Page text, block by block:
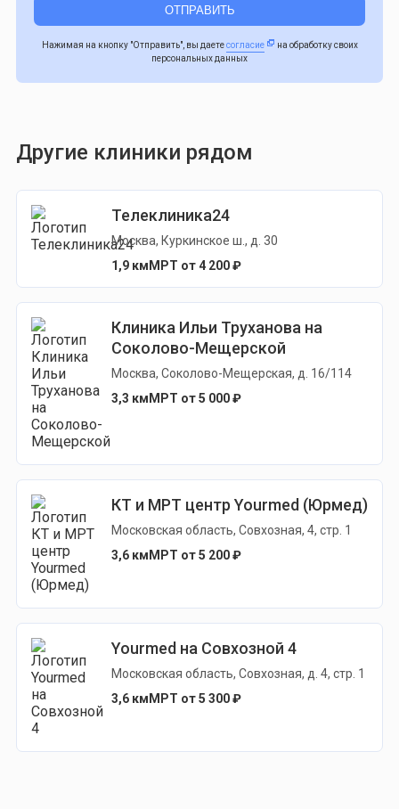
Нажимая на кнопку "Отправить", вы даетесогласие
на обработку своих
персональных данных
Другие клиники рядом
Телеклиника24
Москва, Куркинское ш., д. 30
1,9 км МРТ от 4 200 ₽
Клиника Ильи Труханова на
Соколово-Мещерской
Москва, Соколово-Мещерская, д. 16/114
3,3 км МРТ от 5 000 ₽
КТ и МРТ центр Yourmed (Юрмед)
Московская область, Совхозная, 4, стр. 1
3,6 км МРТ от 5 200 ₽
Yourmed на Совхозной 4
Московская область, Совхозная, д. 4, стр. 1
3,6 км МРТ от 5 300 ₽